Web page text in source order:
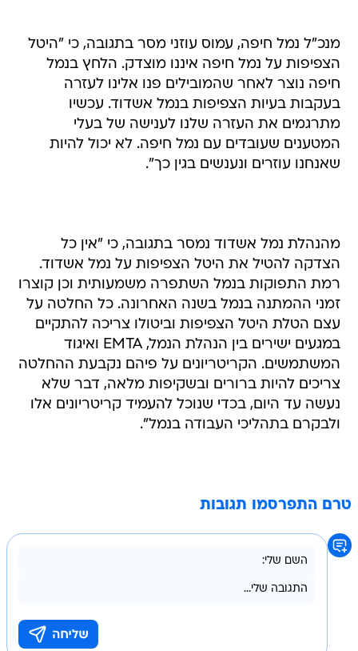
מנכ"ל נמל חיפה, עמוס עוזני מסר בתגובה, כי "היטל
הצפיפות על נמל חיפה איננו מוצדק. הלחץ בנמל
חיפה נוצר לאחר שהמובילים פנו אלינו לעזרה
בעקבות בעיות הצפיפות בנמל אשדוד. עכשיו
מתרגמים את העזרה שלנו לענישה של בעלי
המטענים שעובדים עם נמל חיפה. לא יכול להיות
שאנחנו עוזרים ונענשים בגין כך".
מהנהלת נמל אשדוד נמסר בתגובה, כי "אין כל
הצדקה להטיל את היטל הצפיפות על נמל אשדוד.
רמת התפוקות בנמל השתפרה משמעותית וכן קוצרו
זמני ההמתנה בנמל בשנה האחרונה. כל החלטה על
עצם הטלת היטל הצפיפות וביטולו צריכה להתקיים
במגעים ישירים בין הנהלת הנמל, EMTA ואיגוד
המשתמשים. הקריטריונים ‏על פיהם נקבעת ההחלטה
צריכים להיות ברורים ובשקיפות מלאה, דבר שלא
נעשה עד היום, בכדי שנוכל להעמיד קריטריונים אלו
ולבקרם בתהליכי העבודה בנמל".
טרם התפרסמו תגובות